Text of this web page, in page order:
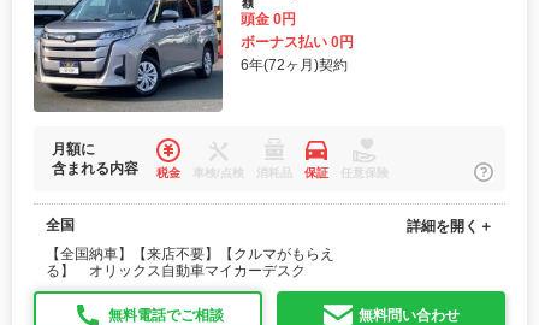
頭金 0円
ボーナス払い 0円
6年(72ヶ月)契約
月額に
含まれる内容
税金 車検/点検 消耗品 保証 任意保険
全国
【全国納車】【来店不要】【クルマがもらえ
る】 オリックス自動車マイカーデスク
詳細を開く＋
無料電話でご相談 無料問い合わせ